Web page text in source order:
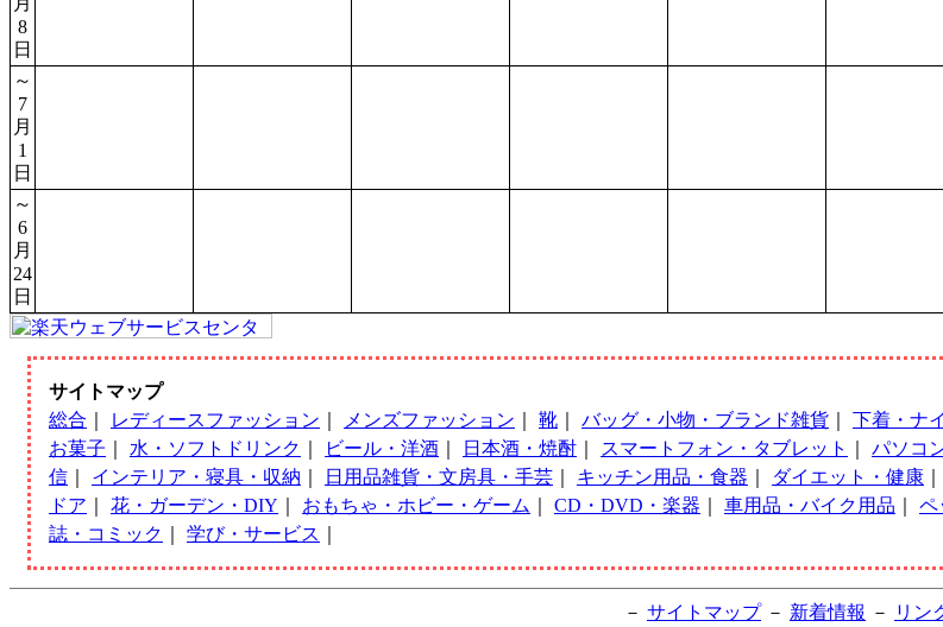
8
日
～
7
月
1
日
～
6
月
24
日
サイトマップ
総合
レディースファッション メンズファッション 靴 バッグ・小物・ブランド雑貨 下着・ナ
お菓子
水・ソフトドリンク ビール・洋酒 日本酒・焼酎 スマートフォン・タブレット パソコ
信
インテリア・寝具・収納 日用品雑貨・文房具・手芸 キッチン用品・食器 ダイエット・健康
ドア
花・ガーデン・DIY おもちゃ・ホビー・ゲーム CD・DVD・楽器 車用品・バイク用品 ペ
誌・コミック
学び・サービス
－ サイトマップ－ 新着情報 － リン